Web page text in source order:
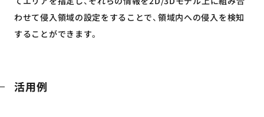
わせて侵入領域の設定をすることで、領域内への侵入を検知
することができます。
活用例